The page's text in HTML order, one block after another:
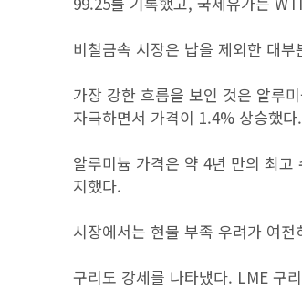
비철금속 시장은 납을 제외한 대
가장 강한 흐름을 보인 것은 알루
자극하면서 가격이 1.4% 상승했다.
알루미늄 가격은 약 4년 만의 최
지했다.
시장에서는 현물 부족 우려가 여
구리도 강세를 나타냈다. LME 구